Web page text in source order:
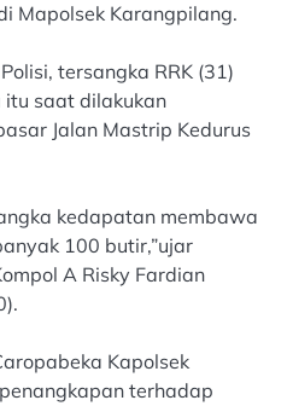
Mapolsek Karangpilang.
tersangka RRK (31)
saat dilakukan
Jalan Mastrip Kedurus
kedapatan membawa
100 butir,”ujar
A Risky Fardian
Kapolsek
terhadap